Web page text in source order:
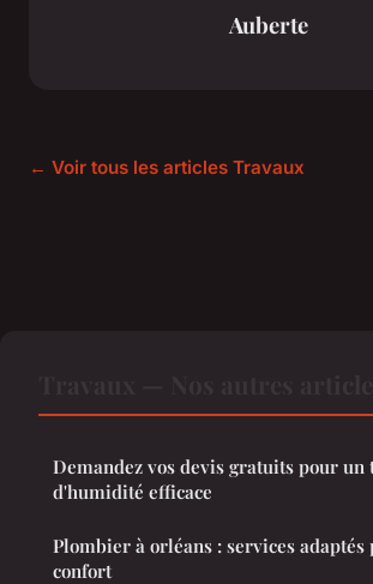
Auberte
← Voir tous les articles Travaux
Demandez vos devis gratuits pour
d'humidité efficace
Plombier à orléans : services adaptés
confort